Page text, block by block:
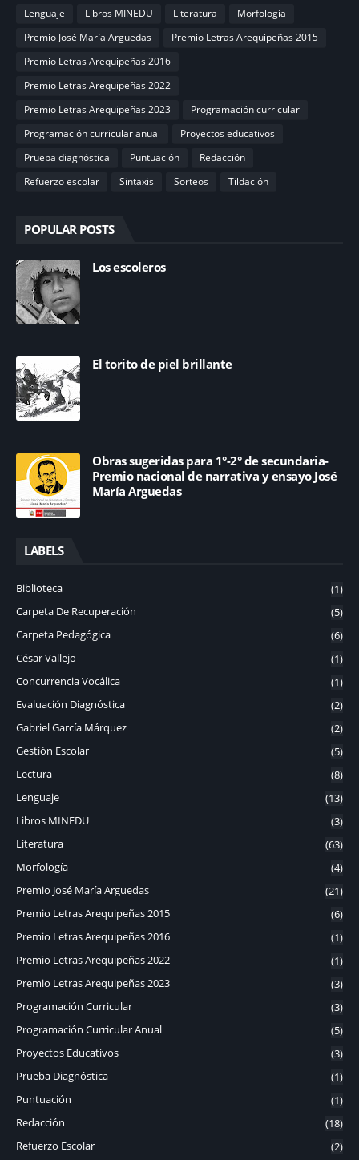
Lenguaje
Libros MINEDU Literatura
Morfología
Premio José María Arguedas
Premio Letras Arequipeñas 2015
Premio Letras Arequipeñas 2016
Premio Letras Arequipeñas 2022
Premio Letras Arequipeñas 2023
Programación curricular
Programación curricular anual
Proyectos educativos
Prueba diagnóstica
Puntuación
Redacción
Refuerzo escolar
Sintaxis Sorteos Tildación
POPULAR POSTS
Los escoleros
El torito de piel brillante
Obras sugeridas para 1°-2° de secundaria-
Premio nacional de narrativa y ensayo José
María Arguedas
LABELS
Biblioteca
(1)
Carpeta De Recuperación
(5)
Carpeta Pedagógica
(6)
César Vallejo
(1)
Concurrencia Vocálica
(1)
Evaluación Diagnóstica
(2)
Gabriel García Márquez
(2)
Gestión Escolar
(5)
Lectura
(8)
Lenguaje
(13)
Libros MINEDU
(3)
Literatura
(63)
Morfología
(4)
Premio José María Arguedas
(21)
Premio Letras Arequipeñas 2015
(6)
Premio Letras Arequipeñas 2016
(1)
Premio Letras Arequipeñas 2022
(1)
Premio Letras Arequipeñas 2023
(3)
Programación Curricular
(3)
Programación Curricular Anual
(5)
Proyectos Educativos
(3)
Prueba Diagnóstica
(1)
Puntuación
(1)
Redacción
(18)
Refuerzo Escolar
(2)